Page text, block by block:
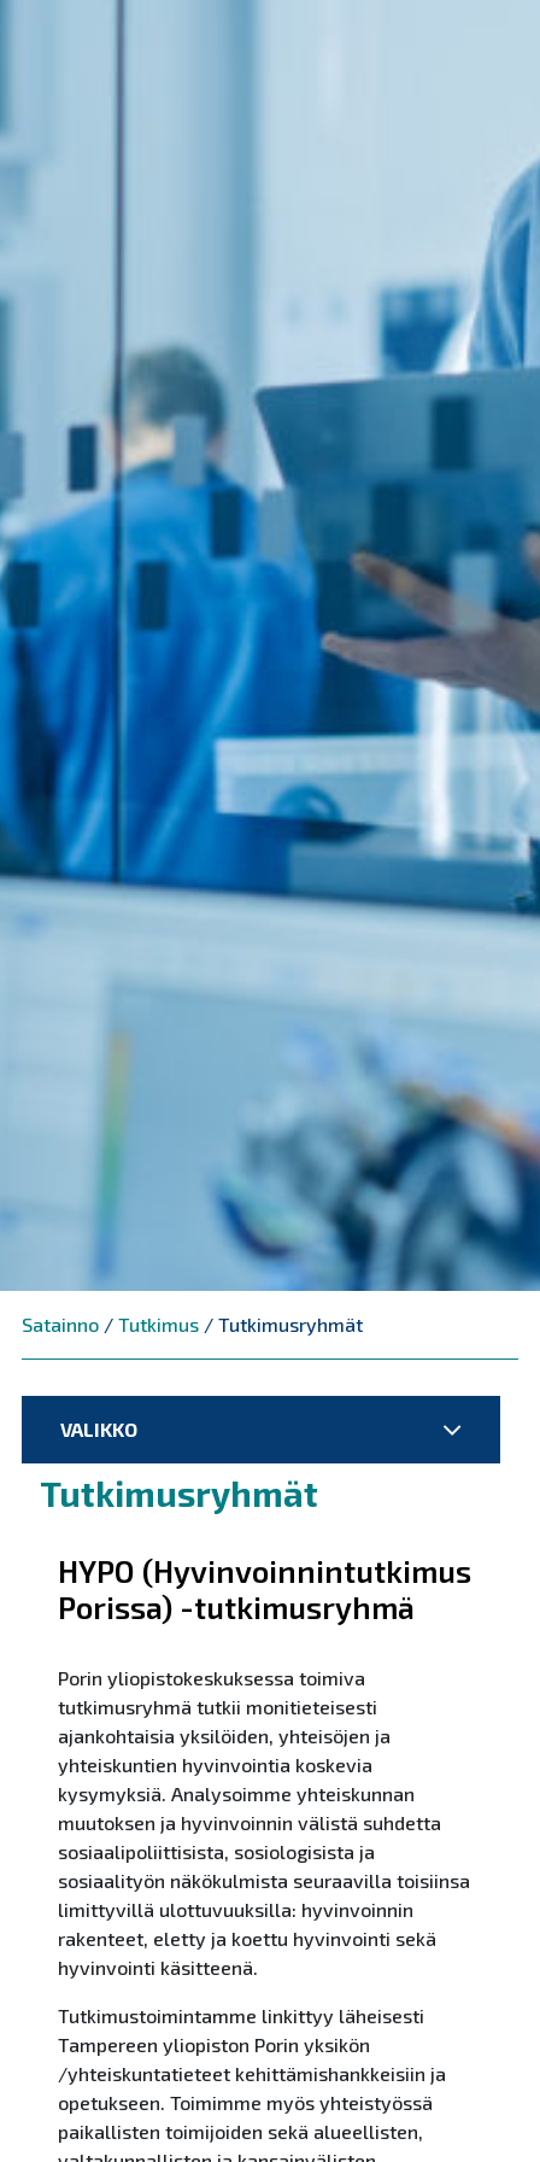
Satainno/ Tutkimus/ Tutkimusryhmät
VALIKKO
Tutkimusryhmät
HYPO (Hyvinvoinnintutkimus
Porissa) -tutkimusryhmä
Porin yliopistokeskuksessa toimiva
tutkimusryhmä tutkii monitieteisesti
ajankohtaisia yksilöiden, yhteisöjen ja
yhteiskuntien hyvinvointia koskevia
kysymyksiä. Analysoimme yhteiskunnan
muutoksen ja hyvinvoinnin välistä suhdetta
sosiaalipoliittisista, sosiologisista ja
sosiaalityön näkökulmista seuraavilla toisiinsa
limittyvillä ulottuvuuksilla: hyvinvoinnin
rakenteet, eletty ja koettu hyvinvointi sekä
hyvinvointi käsitteenä.
Tutkimustoimintamme linkittyy läheisesti
Tampereen yliopiston Porin yksikön
/yhteiskuntatieteet kehittämishankkeisiin ja
opetukseen. Toimimme myös yhteistyössä
paikallisten toimijoiden sekä alueellisten,